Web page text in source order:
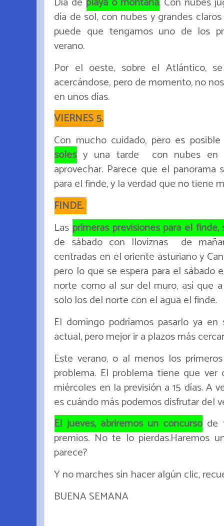
día de sol, con nubes y grandes
puede que tengamos uno de los
verano.
Por el oeste, sobre el Atlántico,
acercándose, pero de momento, no
en unos días.
VIERNES 5.
Con mucho cuidado, pero es
solesy una tarde con nubes en
aprovechar. Parece que el
para el finde, y la verdad que no tiene
FINDE.
Las primeras previsiones para el
de sábado con lloviznas de
centradas en el oriente asturiano y
pero lo que se espera para el
norte como al sur del muro, así que
solo los del norte con el agua el finde.
El domingo podríamos pasarlo ya
actual, pero mejor ir a plazos más
Este verano, o al menos los
problema. El problema tiene que
miércoles en la previsión a 15 días. A
es cuándo más podemos disfrutar del
El jueves, abriremos un concursode
premios. No te lo pierdas.Haremos
parece?
Y no marches sin hacer algún clic,
BUENA SEMANA